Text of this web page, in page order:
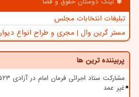
تبلیغات انتخابات مجلس
مستر گرین وال | مجری و طراح انواع
پربیننده ترین ها
غیر عمد